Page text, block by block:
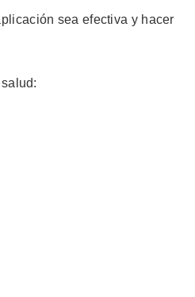
sea efectiva y hacer